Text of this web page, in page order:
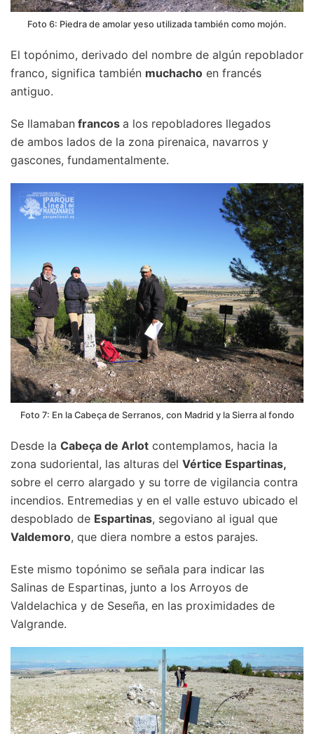
Foto 6: Piedra de amolar yeso utilizada también como mojón.
El topónimo, derivado del nombre de algún repoblador
franco, significa también muchacho en francés
antiguo.
Se llamaban francos a los repobladores llegados
de ambos lados de la zona pirenaica, navarros y
gascones, fundamentalmente.
Foto 7: En la Cabeça de Serranos, con Madrid y la Sierra al fondo
Desde la Cabeça de Arlot contemplamos, hacia la
zona sudoriental, las alturas del Vértice Espartinas,
sobre el cerro alargado y su torre de vigilancia contra
incendios. Entremedias y en el valle estuvo ubicado el
despoblado de Espartinas, segoviano al igual que
Valdemoro, que diera nombre a estos parajes.
Este mismo topónimo se señala para indicar las
Salinas de Espartinas, junto a los Arroyos de
Valdelachica y de Seseña, en las proximidades de
Valgrande.